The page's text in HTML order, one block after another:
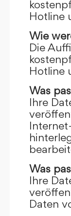
Hotline
Wie
Die
Hotline
Was
Ihre
Was
Ihre
Daten